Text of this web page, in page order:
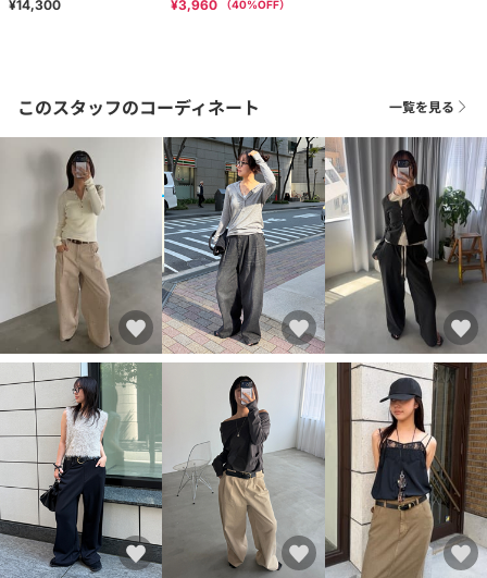
¥14,300 ¥3,960 （40%OFF）
このスタッフのコーディネート 一覧を見る